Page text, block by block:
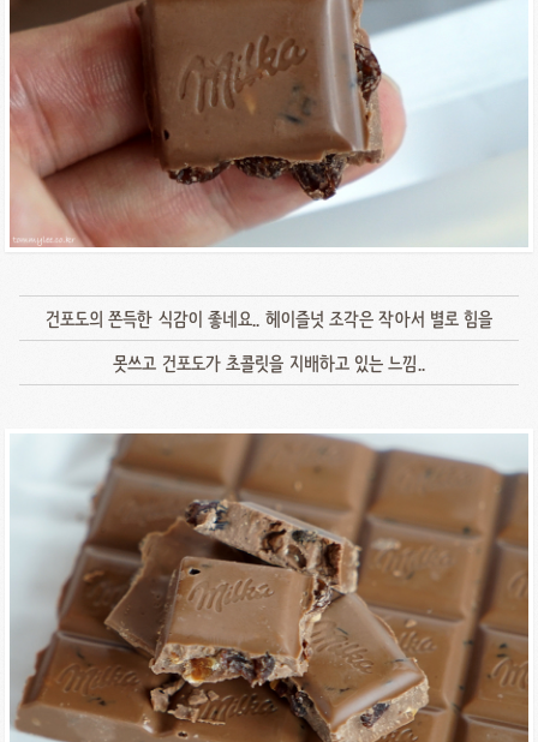
건포도의 쫀득한 식감이 좋네요.. 헤이즐넛 조각은 작아서 별로 힘을
못쓰고 건포도가 초콜릿을 지배하고 있는 느낌..